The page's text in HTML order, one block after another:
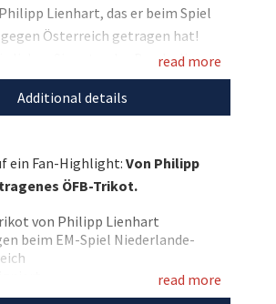
Lienhart, das er beim Spiel
Österreich getragen hat!
Signatur des Bundesliga-
offiziellen Zertifizierung ist
nicht nur ein echter Hingucker,
Auktionenfür den guten Zweck!
read more
Additional details
ein Fan-Highlight: Von Philipp
ÖFB-Trikot.
von Philipp Lienhart
beim EM-Spiel Niederlande-
15
read more